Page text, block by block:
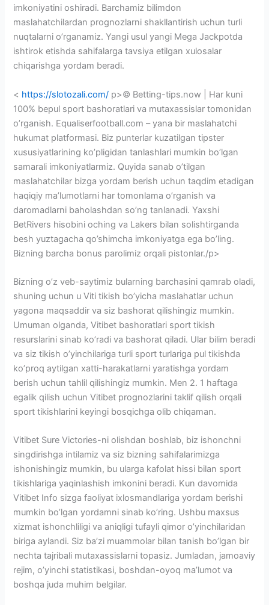
imkoniyatini oshiradi. Barchamiz bilimdon
maslahatchilardan prognozlarni shakllantirish uchun turli
nuqtalarni o’rganamiz. Yangi usul yangi Mega Jackpotda
ishtirok etishda sahifalarga tavsiya etilgan xulosalar
chiqarishga yordam beradi.
< https://slotozali.com/ p>© Betting-tips.now | Har kuni
100% bepul sport bashoratlari va mutaxassislar tomonidan
o’rganish. Equaliserfootball.com – yana bir maslahatchi
hukumat platformasi. Biz punterlar kuzatilgan tipster
xususiyatlarining ko’pligidan tanlashlari mumkin bo’lgan
samarali imkoniyatlarmiz. Quyida sanab o’tilgan
maslahatchilar bizga yordam berish uchun taqdim etadigan
haqiqiy ma’lumotlarni har tomonlama o’rganish va
daromadlarni baholashdan so’ng tanlanadi. Yaxshi
BetRivers hisobini oching va Lakers bilan solishtirganda
besh yuztagacha qo’shimcha imkoniyatga ega bo’ling.
Bizning barcha bonus parolimiz orqali pistonlar./p>
Bizning o’z veb-saytimiz bularning barchasini qamrab oladi,
shuning uchun u Viti tikish bo’yicha maslahatlar uchun
yagona maqsaddir va siz bashorat qilishingiz mumkin.
Umuman olganda, Vitibet bashoratlari sport tikish
resurslarini sinab ko’radi va bashorat qiladi. Ular bilim beradi
va siz tikish o’yinchilariga turli sport turlariga pul tikishda
ko’proq aytilgan xatti-harakatlarni yaratishga yordam
berish uchun tahlil qilishingiz mumkin. Men 2. 1 haftaga
egalik qilish uchun Vitibet prognozlarini taklif qilish orqali
sport tikishlarini keyingi bosqichga olib chiqaman.
Vitibet Sure Victories-ni olishdan boshlab, biz ishonchni
singdirishga intilamiz va siz bizning sahifalarimizga
ishonishingiz mumkin, bu ularga kafolat hissi bilan sport
tikishlariga yaqinlashish imkonini beradi. Kun davomida
Vitibet Info sizga faoliyat ixlosmandlariga yordam berishi
mumkin bo’lgan yordamni sinab ko’ring. Ushbu maxsus
xizmat ishonchliligi va aniqligi tufayli qimor o’yinchilaridan
biriga aylandi. Siz ba’zi muammolar bilan tanish bo’lgan bir
nechta tajribali mutaxassislarni topasiz. Jumladan, jamoaviy
rejim, o’yinchi statistikasi, boshdan-oyoq ma’lumot va
boshqa juda muhim belgilar.